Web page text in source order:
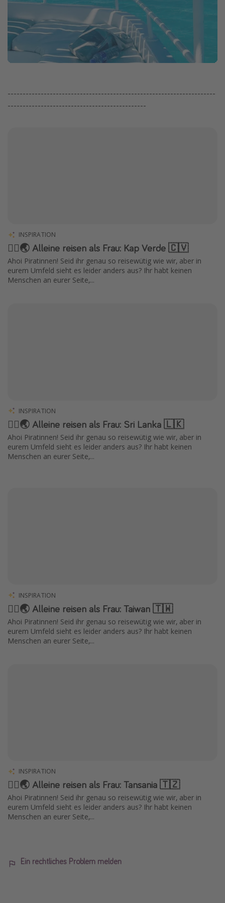
---------------------------------------------------------------------
----------------------------------------------
INSPIRATION
🧍‍♀️🌏 Alleine reisen als Frau: Kap Verde 🇨🇻
Ahoi Piratinnen! Seid ihr genau so reisewütig wie wir, aber in
eurem Umfeld sieht es leider anders aus? Ihr habt keinen
Menschen an eurer Seite,...
INSPIRATION
🧍‍♀️🌏 Alleine reisen als Frau: Sri Lanka 🇱🇰
Ahoi Piratinnen! Seid ihr genau so reisewütig wie wir, aber in
eurem Umfeld sieht es leider anders aus? Ihr habt keinen
Menschen an eurer Seite,...
INSPIRATION
🧍‍♀️🌏 Alleine reisen als Frau: Taiwan 🇹🇼
Ahoi Piratinnen! Seid ihr genau so reisewütig wie wir, aber in
eurem Umfeld sieht es leider anders aus? Ihr habt keinen
Menschen an eurer Seite,...
INSPIRATION
🧍‍♀️🌏 Alleine reisen als Frau: Tansania 🇹🇿
Ahoi Piratinnen! Seid ihr genau so reisewütig wie wir, aber in
eurem Umfeld sieht es leider anders aus? Ihr habt keinen
Menschen an eurer Seite,...
Ein rechtliches Problem melden